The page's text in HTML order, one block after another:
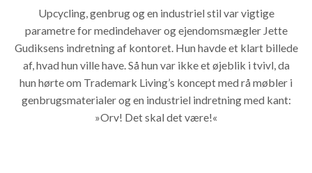
Upcycling, genbrug og en industriel stil var vigtige
parametre for medindehaver og ejendomsmægler Jette
Gudiksens indretning af kontoret. Hun havde et klart billede
af, hvad hun ville have. Så hun var ikke et øjeblik i tvivl, da
hun hørte om Trademark Living’s koncept med rå møbler i
genbrugsmaterialer og en industriel indretning med kant:
»Orv! Det skal det være!«